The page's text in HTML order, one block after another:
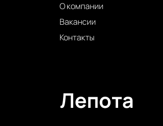
О компании
Вакансии
Контакты
Лепота